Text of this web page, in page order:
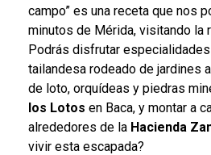
campo” es una receta que nos
minutos de Mérida, visitando la
Podrás disfrutar
tailandesa rodeado de jardines
de loto, orquídeas y piedras
los Lotos en Baca, y montar a
alrededores de la Hacienda
vivir esta escapada?